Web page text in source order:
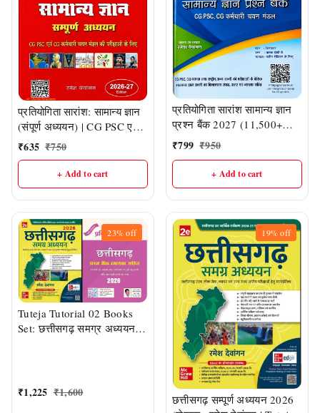
प्रतियोगिता सारांश: सामान्य ज्ञान
(संपूर्ण अध्ययन) | CG PSC एवं
CG कर्मचारी चयन मंडल की
परीक्षाओं हेतु | नवीन संस्करण |
2026-27 Edition
₹635 ₹750
+ Add to cart
प्रतियोगिता सारांश सामान्य ज्ञान
प्रश्न बैंक 2027 (11,500+
MCQ) | CGPSC, CG
Vyapam | लेखक: रमेश देवांगन
₹799 ₹950
+ Add to cart
23%off
Tuteja Tutorial 02 Books
Set: छत्तीसगढ़ समग्र अध्ययन
₹1,225 ₹1,600
19%off
छत्तीसगढ़ सम्पूर्ण अध्ययन 2026